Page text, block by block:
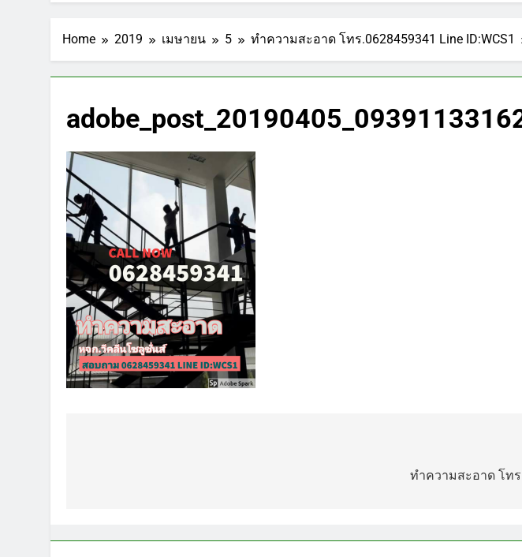
Home 2019 เมษายน 5 ทำความสะอาด โทร.0628459341 Line ID:WCS1
ทำความสะอาด โทร